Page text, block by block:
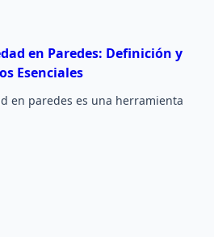
en Paredes: Definición y
Esenciales
en paredes es una herramienta